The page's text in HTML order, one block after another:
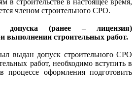
в строительстве в настоящее время,
членом строительного СРО.
допуска (ранее – лицензия)
выполнении строительных работ.
выдан допуск строительного СРО
работ, необходимо вступить в
оформления подготовить